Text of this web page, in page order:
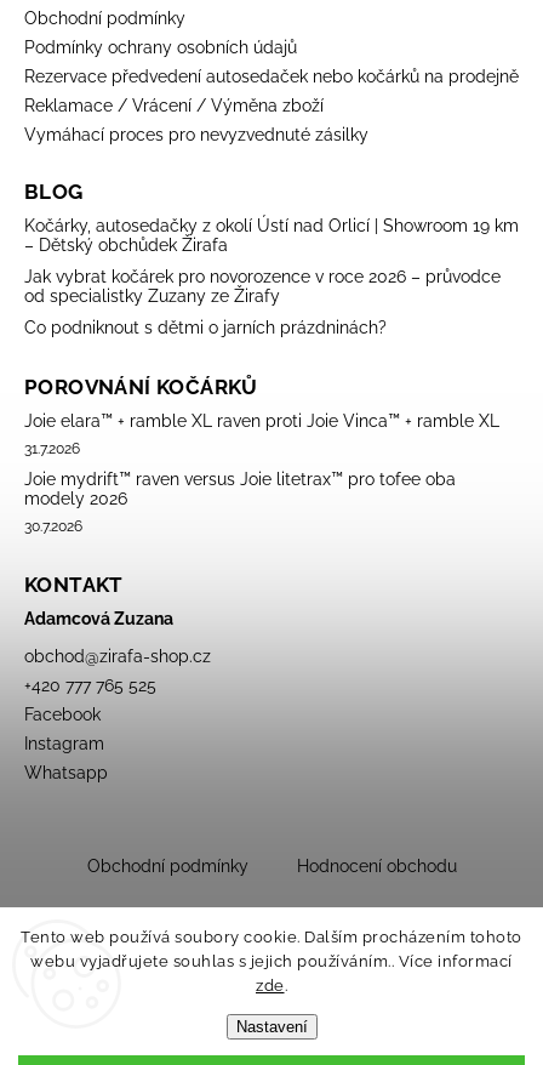
Tento web používá soubory cookie. Dalším procházením tohoto
webu vyjadřujete souhlas s jejich používáním.. Více informací
zde.
Nastavení
Obchodní podmínky
Podmínky ochrany osobních údajů
Rezervace předvedení autosedaček nebo kočárků na prodejně
Reklamace / Vrácení / Výměna zboží
Vymáhací proces pro nevyzvednuté zásilky
BLOG
Kočárky, autosedačky z okolí Ústí nad Orlicí | Showroom 19 km
– Dětský obchůdek Žirafa
Jak vybrat kočárek pro novorozence v roce 2026 – průvodce
od specialistky Zuzany ze Žirafy
Co podniknout s dětmi o jarních prázdninách?
POROVNÁNÍ KOČÁRKŮ
Joie elara™ + ramble XL raven proti Joie Vinca™ + ramble XL
31.7.2026
Joie mydrift™ raven versus Joie litetrax™ pro tofee oba
modely 2026
30.7.2026
KONTAKT
Adamcová Zuzana
obchod@zirafa-shop.cz
+420 777 765 525
Facebook
Instagram
Whatsapp
Obchodní podmínky Hodnocení obchodu